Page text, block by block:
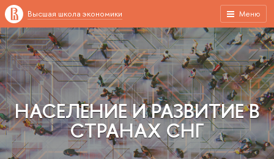
Меню
Высшая школа экономики
НАСЕЛЕНИЕ И РАЗВИТИЕ В
СТРАНАХ СНГ